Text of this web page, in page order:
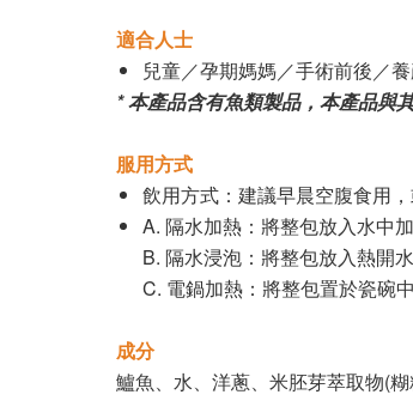
適合人士
兒童／孕期媽媽／手術前後／
* 本產品含有魚類製品，本產品與
服用方式
飲用方式：建議早晨空腹食用
A. 隔水加熱：將整包放入水中
B. 隔水浸泡：將整包放入熱開
C. 電鍋加熱：將整包置於瓷碗
成分
鱸魚、水、洋蔥、米胚芽萃取物(